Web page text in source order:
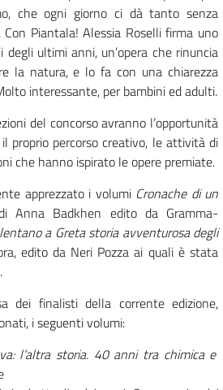
che ogni giorno ci dà tanto senza
Piantala! Alessia Roselli firma uno
ultimi anni, un’opera che rinuncia
la natura, e lo fa con una chiarezza
interessante, per bambini ed adulti.
del concorso avranno l’opportunità
proprio percorso creativo, le attività di
che hanno ispirato le opere premiate.
apprezzato i volumi Cronache di un
Anna Badkhen edito da Gramma-
a Greta storia avventurosa degli
edito da Neri Pozza ai quali è stata
dei finalisti della corrente edizione,
i seguenti volumi:
l’altra storia. 40 anni tra chimica e